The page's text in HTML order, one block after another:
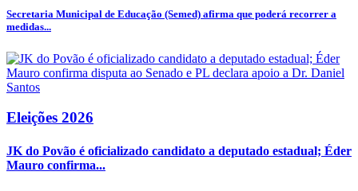
Secretaria Municipal de Educação (Semed) afirma que poderá recorrer a
medidas...
Eleições 2026
JK do Povão é oficializado candidato a deputado estadual; Éder
Mauro confirma...